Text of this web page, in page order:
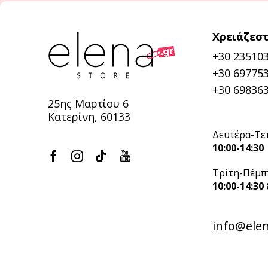
25ης Μαρτίου 6
Κατερίνη, 60133
+30
+30
+30
Δευτέρα-
10:00-14:30
Τρίτη-
10:00-14:30